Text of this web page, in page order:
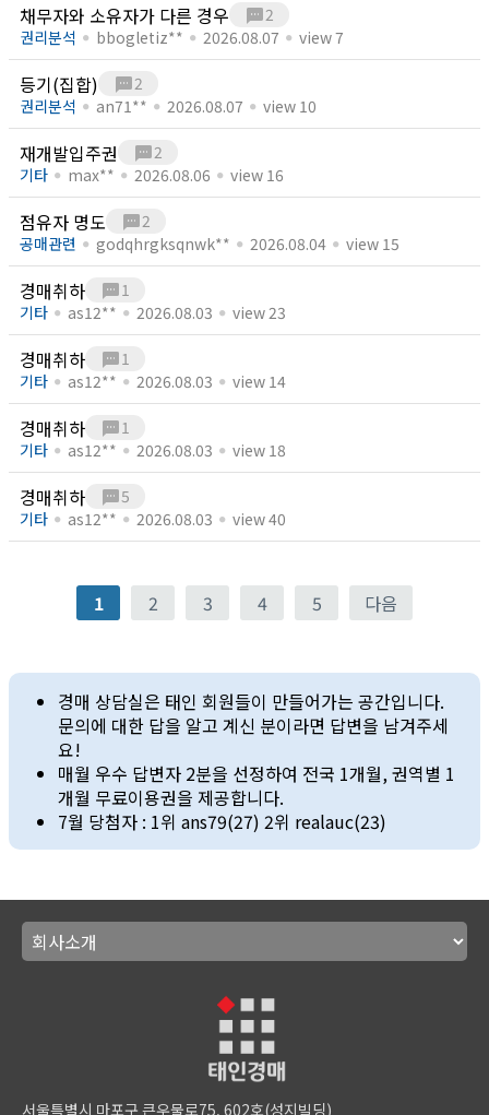
채무자와 소유자가 다른 경우 sms2
권리분석
bbogletiz** 2026.08.07 view 7
등기(집합) sms2
권리분석
an71** 2026.08.07 view 10
재개발입주권 sms2
기타
max** 2026.08.06 view 16
점유자 명도 sms2
공매관련
godqhrgksqnwk** 2026.08.04 view 15
경매취하 sms1
기타
as12** 2026.08.03 view 23
경매취하 sms1
기타
as12** 2026.08.03 view 14
경매취하 sms1
기타
as12** 2026.08.03 view 18
경매취하 sms5
기타
as12** 2026.08.03 view 40
1 2 3 4 5 다음
경매 상담실은 태인 회원들이 만들어가는 공간입니다.
문의에 대한 답을 알고 계신 분이라면 답변을 남겨주세
요!
매월 우수 답변자 2분을 선정하여 전국 1개월, 권역별 1
개월 무료이용권을 제공합니다.
7월 당첨자 : 1위 ans79(27) 2위 realauc(23)
서울특별시 마포구 큰우물로75, 602호(성지빌딩)